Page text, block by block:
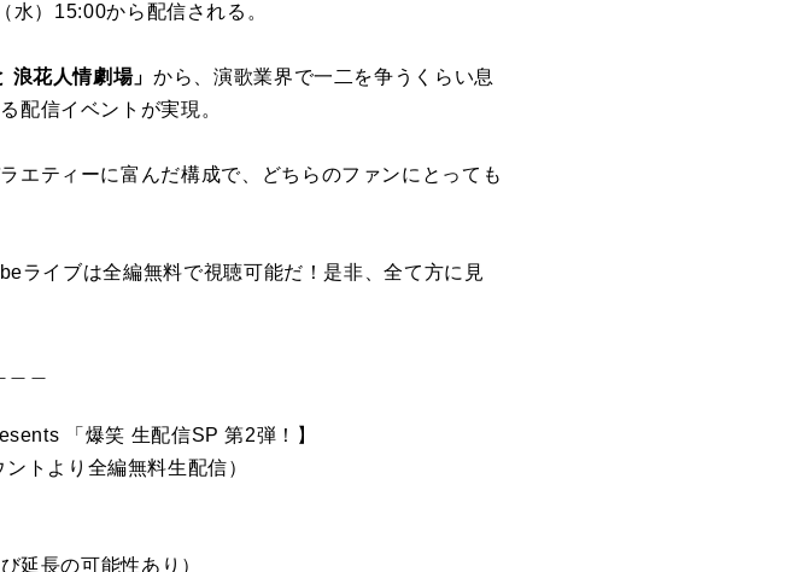
）15:00から配信される。
浪花人情劇場」から、演歌業界で一二を争うくらい息
配信イベントが実現。
エティーに富んだ構成で、どちらのファンにとっても
ライブは全編無料で視聴可能だ！是非、全て方に見
「爆笑 生配信SP 第2弾！】
トより全編無料生配信）
長の可能性あり）